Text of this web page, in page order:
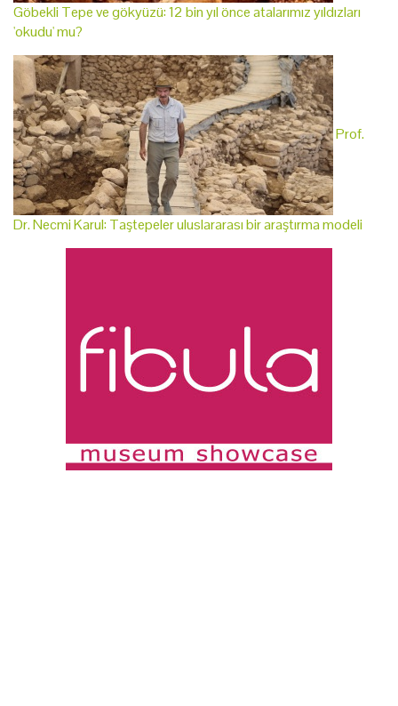
Göbekli Tepe ve gökyüzü: 12 bin yıl önce atalarımız yıldızları
'okudu' mu?
Prof.
Dr. Necmi Karul: Taştepeler uluslararası bir araştırma modeli